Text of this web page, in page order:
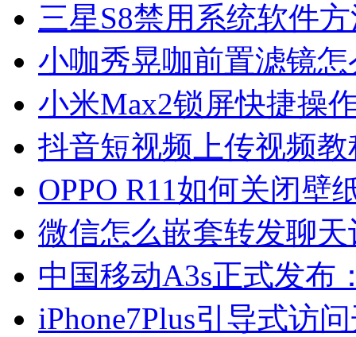
三星S8禁用系统软件
小咖秀晃咖前置滤镜怎
小米Max2锁屏快捷操
抖音短视频上传视频教
OPPO R11如何关闭壁
微信怎么嵌套转发聊天
中国移动A3s正式发布
iPhone7Plus引导式访